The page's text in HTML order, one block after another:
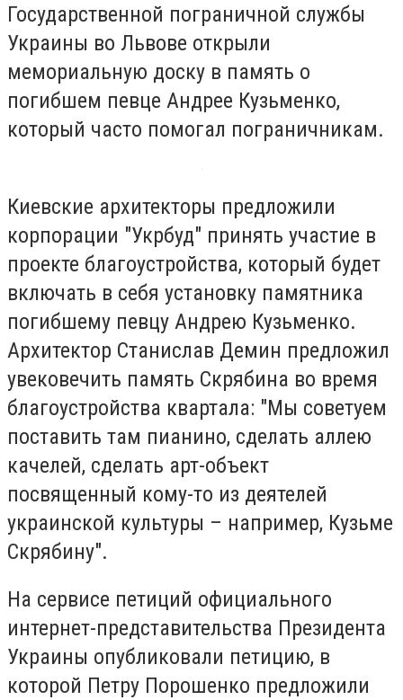
Государственной пограничной службы
Украины во Львове открыли
мемориальную доску в память о
погибшем певце Андрее Кузьменко,
который часто помогал пограничникам.
Киевские архитекторы предложили
корпорации "Укрбуд" принять участие в
проекте благоустройства, который будет
включать в себя установку памятника
погибшему певцу Андрею Кузьменко.
Архитектор Станислав Демин предложил
увековечить память Скрябина во время
благоустройства квартала: "Мы советуем
поставить там пианино, сделать аллею
качелей, сделать арт-объект
посвященный кому-то из деятелей
украинской культуры – например, Кузьме
Скрябину".
На сервисе петиций официального
интернет-представительства Президента
Украины опубликовали петицию, в
которой Петру Порошенко предложили